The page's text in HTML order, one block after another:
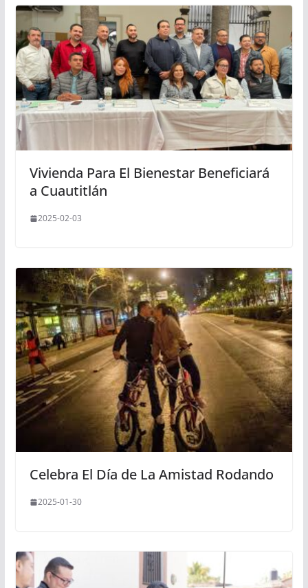
Vivienda Para El Bienestar Beneficiará
a Cuautitlán
2025-02-03
Celebra El Día de La Amistad Rodando
2025-01-30